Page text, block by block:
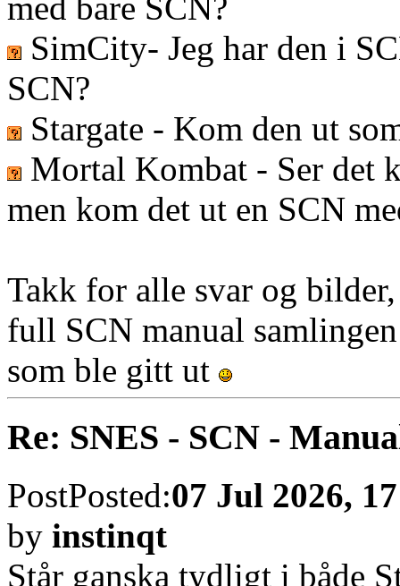
med bare SCN?
SimCity- Jeg har den i
SCN?
Stargate - Kom den ut
Mortal Kombat - Ser det
men kom det ut en SCN
Takk for alle svar og
full SCN manual
som ble gitt ut
Re: SNES - SCN -
PostPosted:07 Jul 2026,
by instinqt
Står ganska tydligt i både